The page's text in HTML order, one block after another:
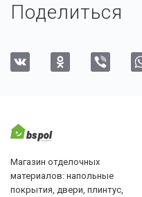
Поделиться
Магазин отделочных
материалов: напольные
покрытия, двери, плинтус,